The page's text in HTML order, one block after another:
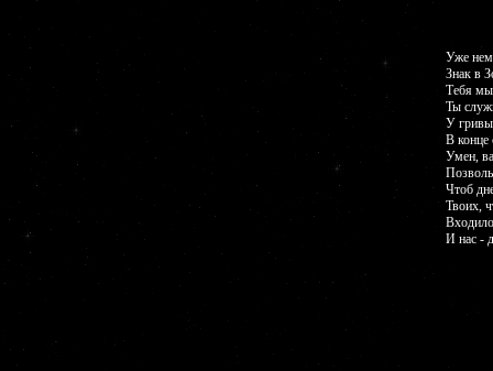
Уже
Знак в
Тебя
Ты
У
В
Умен,
Чтоб
Твоих,
И нас -